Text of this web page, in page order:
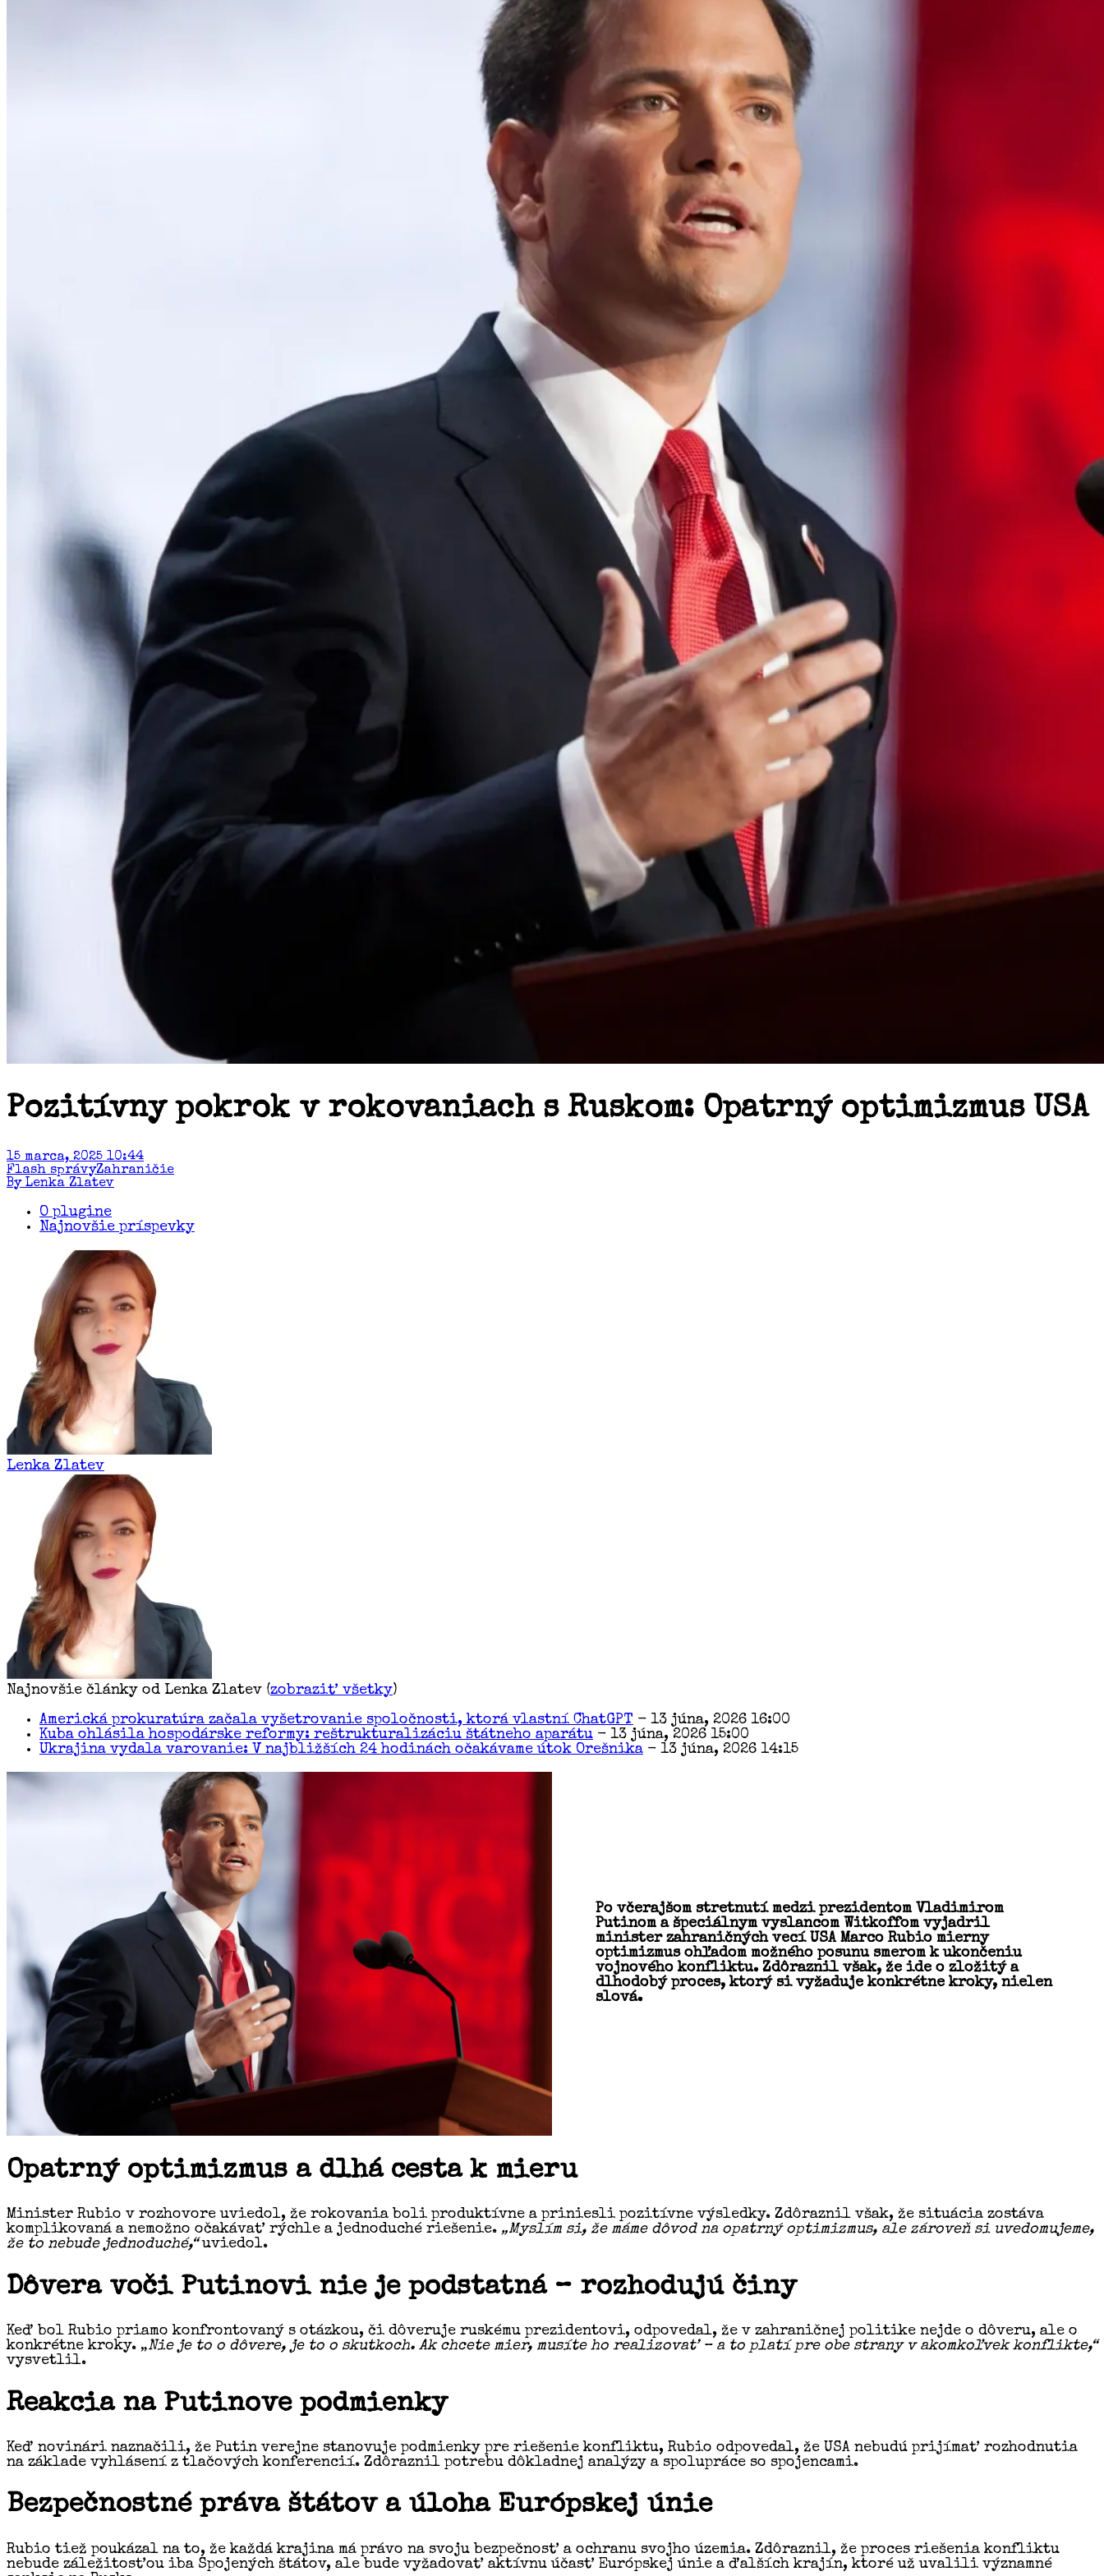
Pozitívny pokrok v rokovaniach s Ruskom: Opatrný optimizmus USA
15 marca, 2025 10:44
Flash správyZahraničie
By Lenka Zlatev
O plugine
Najnovšie príspevky
Lenka Zlatev
Najnovšie články od Lenka Zlatev (zobraziť všetky)
Americká prokuratúra začala vyšetrovanie spoločnosti, ktorá vlastní ChatGPT - 13 júna, 2026 16:00
Kuba ohlásila hospodárske reformy: reštrukturalizáciu štátneho aparátu - 13 júna, 2026 15:00
Ukrajina vydala varovanie: V najbližších 24 hodinách očakávame útok Orešnika - 13 júna, 2026 14:15
Po včerajšom stretnutí medzi prezidentom Vladimirom
Putinom a špeciálnym vyslancom Witkoffom vyjadril
minister zahraničných vecí USA Marco Rubio mierny
optimizmus ohľadom možného posunu smerom k ukončeniu
vojnového konfliktu. Zdôraznil však, že ide o zložitý a
dlhodobý proces, ktorý si vyžaduje konkrétne kroky, nielen
slová.
Opatrný optimizmus a dlhá cesta k mieru
Minister Rubio v rozhovore uviedol, že rokovania boli produktívne a priniesli pozitívne výsledky. Zdôraznil však, že situácia zostáva
komplikovaná a nemožno očakávať rýchle a jednoduché riešenie. „Myslím si, že máme dôvod na opatrný optimizmus, ale zároveň si uvedomujeme,
že to nebude jednoduché,“uviedol.
Dôvera voči Putinovi nie je podstatná – rozhodujú činy
Keď bol Rubio priamo konfrontovaný s otázkou, či dôveruje ruskému prezidentovi, odpovedal, že v zahraničnej politike nejde o dôveru, ale o
konkrétne kroky. „Nie je to o dôvere, je to o skutkoch. Ak chcete mier, musíte ho realizovať – a to platí pre obe strany v akomkoľvek konflikte,“
vysvetlil.
Reakcia na Putinove podmienky
Keď novinári naznačili, že Putin verejne stanovuje podmienky pre riešenie konfliktu, Rubio odpovedal, že USA nebudú prijímať rozhodnutia
na základe vyhlásení z tlačových konferencií. Zdôraznil potrebu dôkladnej analýzy a spolupráce so spojencami.
Bezpečnostné práva štátov a úloha Európskej únie
Rubio tiež poukázal na to, že každá krajina má právo na svoju bezpečnosť a ochranu svojho územia. Zdôraznil, že proces riešenia konfliktu
nebude záležitosťou iba Spojených štátov, ale bude vyžadovať aktívnu účasť Európskej únie a ďalších krajín, ktoré už uvalili významné